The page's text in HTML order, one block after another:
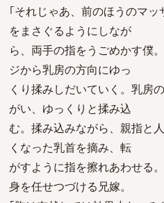
｢それじゃあ、前のほうのマ
をまさぐるようにしなが
ら、両手の指をうごめかす僕
ジから乳房の方向にゆっ
くり揉みしだいていく。乳房
がい、ゆっくりと揉み込
む。揉み込みながら、親指と
くなった乳首を摘み、転
がすように指を擦れあわせる
身を任せつづける兄嫁。